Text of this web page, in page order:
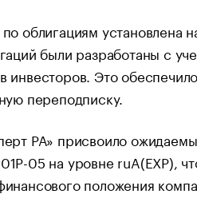
облигациям установлена
были разработаны с
инвесторов. Это
переподписку.
РА» присвоило
05 на уровне ruA(EXP),
положения